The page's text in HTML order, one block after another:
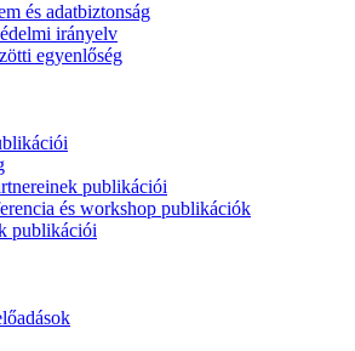
és adatbiztonság
irányelv
egyenlőség
publikációi
és workshop publikációk
publikációi